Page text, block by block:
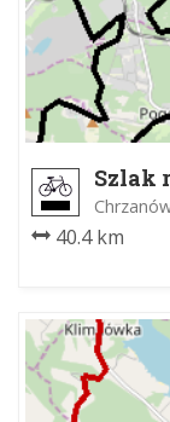
Szlak
40.4 km